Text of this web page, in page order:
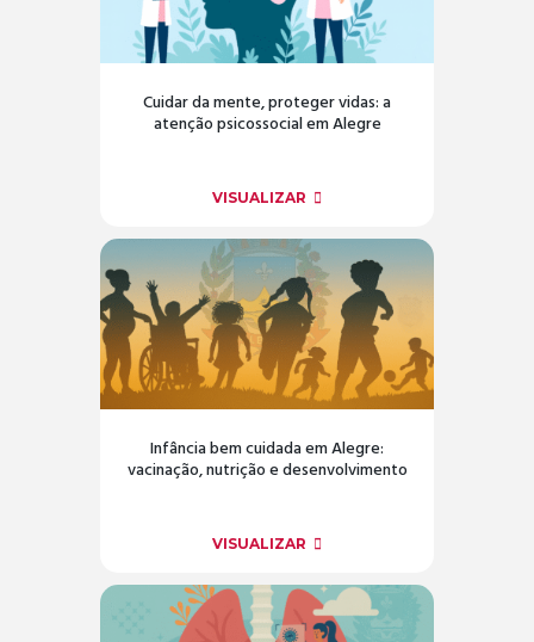
Cuidar da mente, proteger vidas: a
atenção psicossocial em Alegre
VISUALIZAR
Infância bem cuidada em Alegre:
vacinação, nutrição e desenvolvimento
VISUALIZAR